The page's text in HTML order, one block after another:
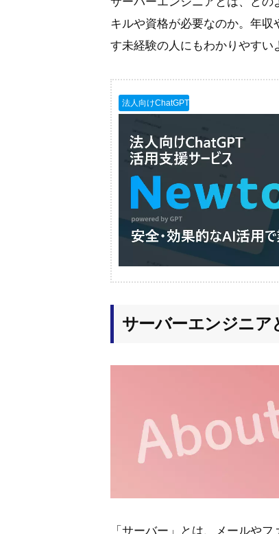
キルや資格が必要なのか。年
す未経験の人にもわかりやすい
法人向けChatGPT
サーバーエンジニア
「サーバー」とは、メールや